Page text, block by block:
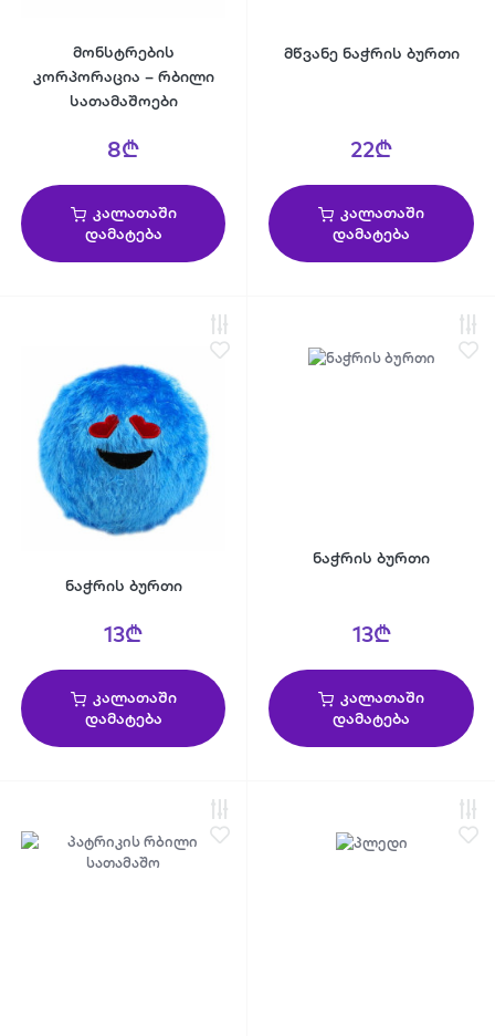
მონსტრების
კორპორაცია – რბილი
სათამაშოები
8₾
კალათაში
დამატება
მწვანე ნაჭრის ბურთი
22₾
კალათაში
დამატება
ნაჭრის ბურთი
13₾
კალათაში
დამატება
ნაჭრის ბურთი
13₾
კალათაში
დამატება